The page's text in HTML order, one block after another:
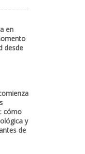
en
desde
cómo
y
de